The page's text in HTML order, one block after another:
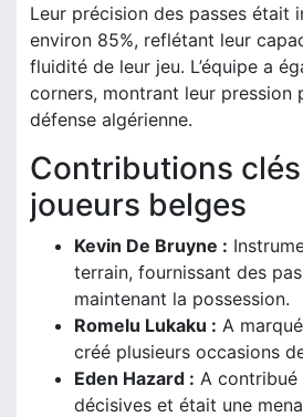
Leur précision des passes était
environ 85%, reflétant leur
fluidité de leur jeu. L’équipe a
corners, montrant leur pression
défense algérienne.
Contributions
joueurs belges
Kevin De Bruyne :
terrain, fournissant des
maintenant la possession.
Romelu Lukaku : A
créé plusieurs occasions
Eden Hazard : A contribué
décisives et était une